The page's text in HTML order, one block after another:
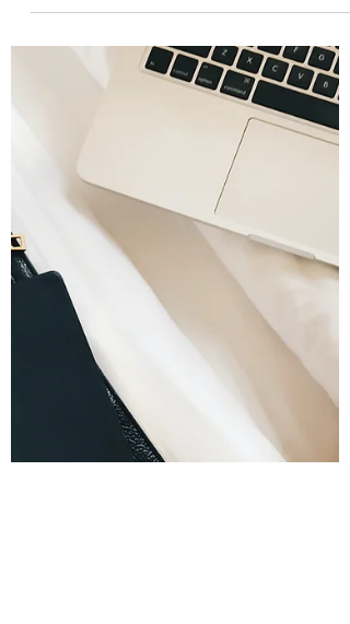
de cils avec confiance : guide pour
techniciennes en extension de cils
Apprenez à fixer le prix de vos sets de cils
avec confiance grâce à nos conseils
pratiques. Maximisez vos profits tout en
valorisant votre savoir-faire en extensions